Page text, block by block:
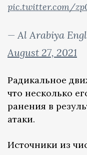
pic.twitter.com/
— Al Arabiya
August 27, 2021
Радикальное
что несколько
ранения в
атаки.
Источники из